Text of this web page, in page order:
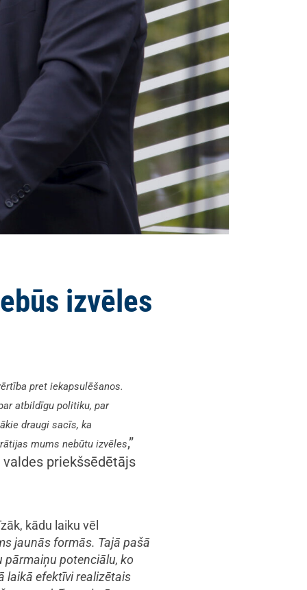
izvēles
pret iekapsulēšanos.
atbildīgu politiku, par
draugi sacīs, ka
mums nebūtu izvēles,”
priekšsēdētājs
kādu laiku vēl
jaunās formās. Tajā pašā
pārmaiņu potenciālu, ko
laikā efektīvi realizētais